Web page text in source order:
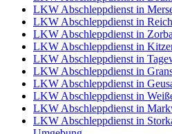
LKW Abschleppdienst in
LKW Abschleppdienst in
LKW Abschleppdienst in
LKW Abschleppdienst in
LKW Abschleppdienst in
LKW Abschleppdienst in
LKW Abschleppdienst in
LKW Abschleppdienst in
LKW Abschleppdienst in
LKW Abschleppdienst in